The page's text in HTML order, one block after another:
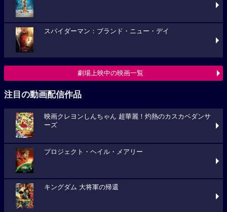
スパイダーマン：ブランド・ニュー・デイ
劇場上映中の映画一覧
注目の動画配信作品
映画クレヨンしんちゃん 超華麗！灼熱のカスカベダンサ
ーズ
プロジェクト・ヘイル・メアリー
キングダム 大将軍の帰還